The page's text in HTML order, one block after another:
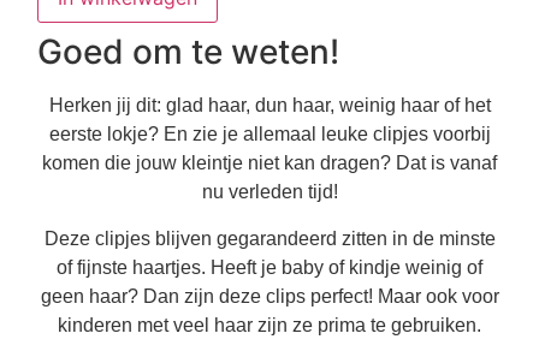
Goed om te weten!
Herken jij dit: glad haar, dun haar, weinig haar of het
eerste lokje? En zie je allemaal leuke clipjes voorbij
komen die jouw kleintje niet kan dragen? Dat is vanaf
nu verleden tijd!
Deze clipjes blijven gegarandeerd zitten in de minste
of fijnste haartjes. Heeft je baby of kindje weinig of
geen haar? Dan zijn deze clips perfect! Maar ook voor
kinderen met veel haar zijn ze prima te gebruiken.